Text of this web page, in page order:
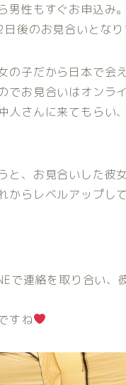
男性もすぐお申込み
日後のお見合いとな
の子だから日本で会
でお見合いはオンラ
人さんに来てもらい
と、お見合いした彼
からレベルアップし
で連絡を取り合い
すね